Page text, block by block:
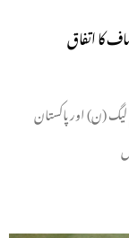
کا اتفاق
(ن) اور پاکستان